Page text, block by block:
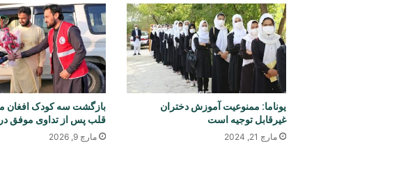
یوناما: ممنوعیت آموزش دختران
غیرقابل توجیه است
مارچ 21, 2024
بازگشت سه کودک افغان
قلب پس از تداوی موفق
مارچ 9, 2026